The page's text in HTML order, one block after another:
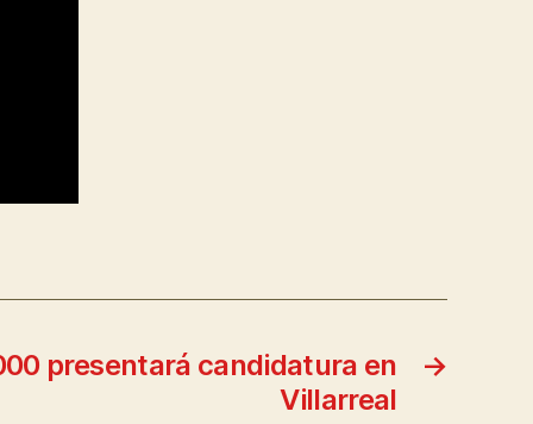
→
presentará candidatura en
Villarreal